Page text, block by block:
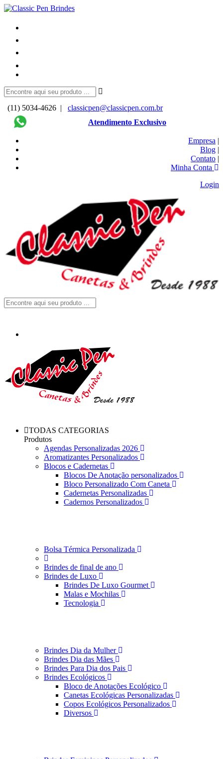
(11) 5034-4626 |
classicpen@classicpen.com.br
Atendimento Exclusivo
Empresa |
Blog |
Contato |
Minha Conta
Login
TODAS CATEGORIAS
Produtos
Agendas Personalizadas 2026
Aromatizantes Personalizados
Blocos e Cadernetas
Blocos De Anotação personalizados
Bloco Personalizado Com Caneta
Cadernetas Personalizadas
Cadernos Personalizados
Bolsa Térmica Personalizada
Brindes de final de ano
Brindes de Luxo
Brindes De Luxo Gourmet
Malas e Mochilas
Tecnologia
Brindes Dia da Mulher
Brindes Dia das Mães
Brindes Para Dia dos Pais
Brindes Ecológicos
Bloco de Anotações Ecológico
Canetas Ecológicas Personalizadas
Copos Ecológicos Personalizados
Diversos